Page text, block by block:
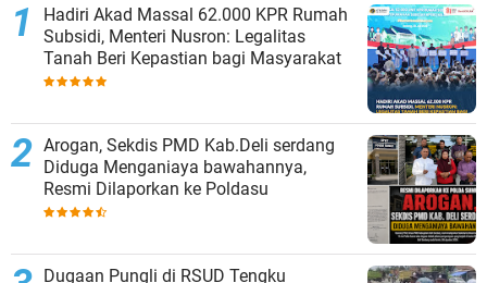
Hadiri Akad Massal 62.000 KPR Rumah
Subsidi, Menteri Nusron: Legalitas
Tanah Beri Kepastian bagi Masyarakat
‎Arogan, Sekdis PMD Kab.Deli serdang
Diduga Menganiaya bawahannya,
Resmi Dilaporkan ke Poldasu
Dugaan Pungli di RSUD Tengku